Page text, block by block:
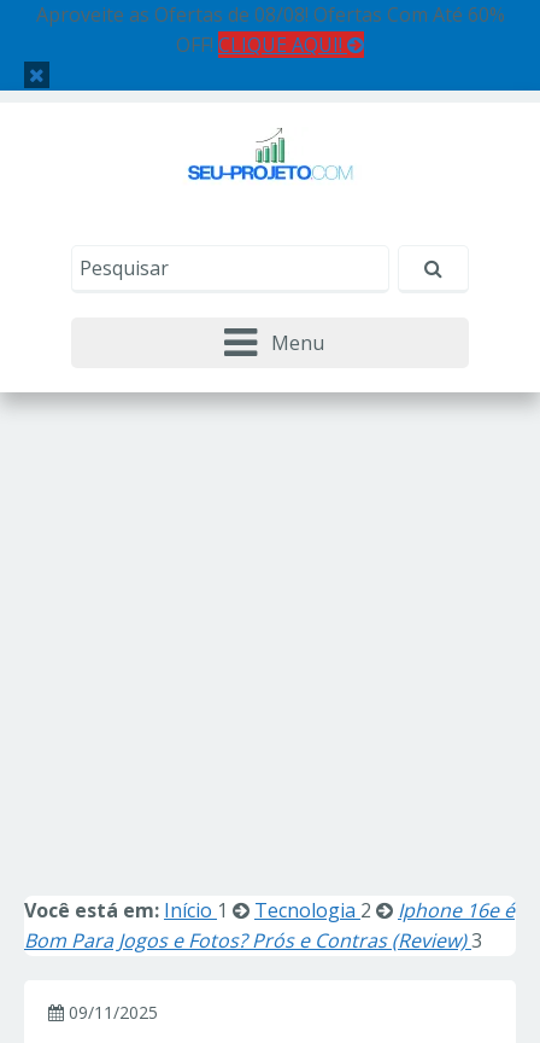
Aproveite as Ofertas de 08/08! Ofertas Com Até 60%
OFF! CLIQUE AQUI!
Menu
Você está em: Início 1 Tecnologia 2
Iphone 16e é
Bom Para Jogos e Fotos? Prós e Contras (Review)3
09/11/2025